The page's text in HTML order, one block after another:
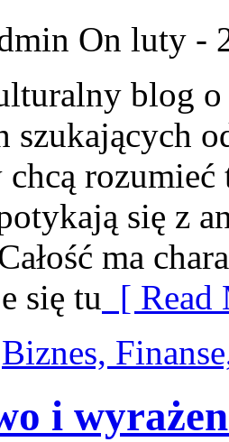
On luty -
blog o
szukających
się z
ma
się tu [ Read
Biznes,
i